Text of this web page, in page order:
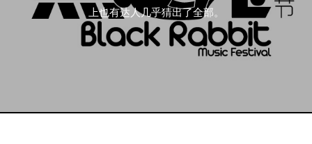
上也有达人几乎猜出了全部。